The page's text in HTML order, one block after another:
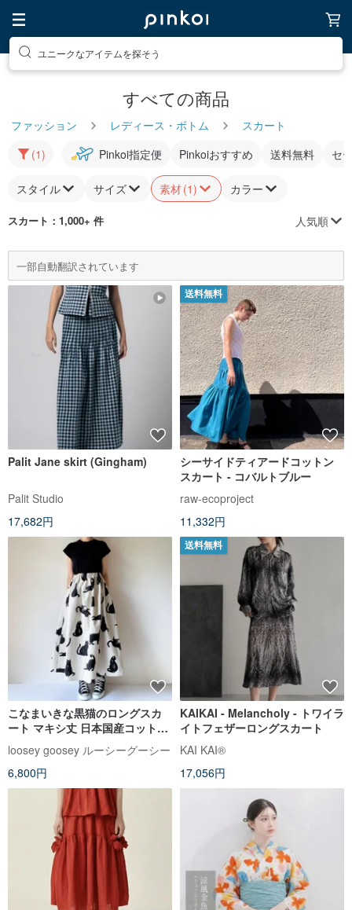
ユニークなアイテムを探そう
すべての商品
ファッション レディース・ボトム
スカート
(1)
Pinkoi指定便 Pinkoiおすすめ 送料無料 セ
スタイル サイズ 素材(1) カラー
スカート ：1,000+ 件 人気順
一部自動翻訳されています
Palit Jane skirt (Gingham)
Palit Studio
17,682円
送料無料
シーサイドティアードコットン
スカート - コバルトブルー
raw-ecoproject
11,332円
こなまいきな黒猫のロングスカ
ート マキシ丈 日本国産コットン
100% 綿 ポケット付き ホワイト
loosey goosey ルーシーグーシー
6,800円
送料無料
KAIKAI - Melancholy - トワイラ
イトフェザーロングスカート
KAI KAI®
17,056円